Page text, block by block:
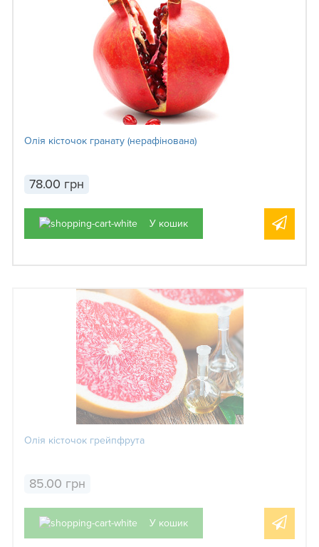
Олія кісточок гранату (нерафінована)
78.00 грн
У кошик
Олія кісточок грейпфрута
85.00 грн
У кошик